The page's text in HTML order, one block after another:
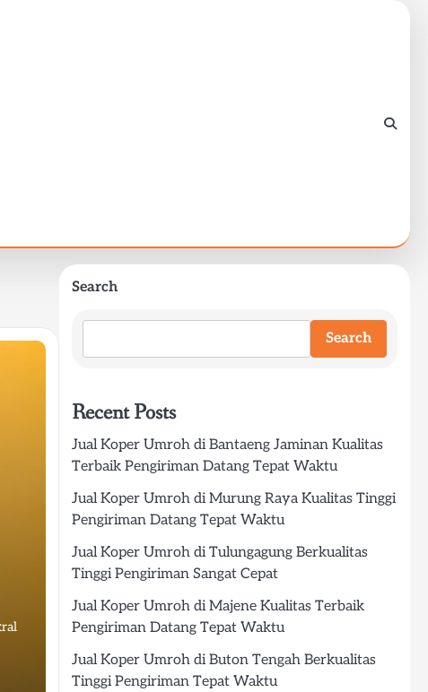
Search
Search
Recent Posts
Jual Koper Umroh di Bantaeng Jaminan Kualitas
Terbaik Pengiriman Datang Tepat Waktu
Jual Koper Umroh di Murung Raya Kualitas Tinggi
Pengiriman Datang Tepat Waktu
Jual Koper Umroh di Tulungagung Berkualitas
Tinggi Pengiriman Sangat Cepat
Jual Koper Umroh di Majene Kualitas Terbaik
Pengiriman Datang Tepat Waktu
Jual Koper Umroh di Buton Tengah Berkualitas
Tinggi Pengiriman Tepat Waktu